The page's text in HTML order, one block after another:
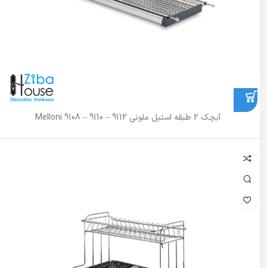
آبچک 2 طبقه استیل ملونی Melloni 9108 – 9110 – 9112